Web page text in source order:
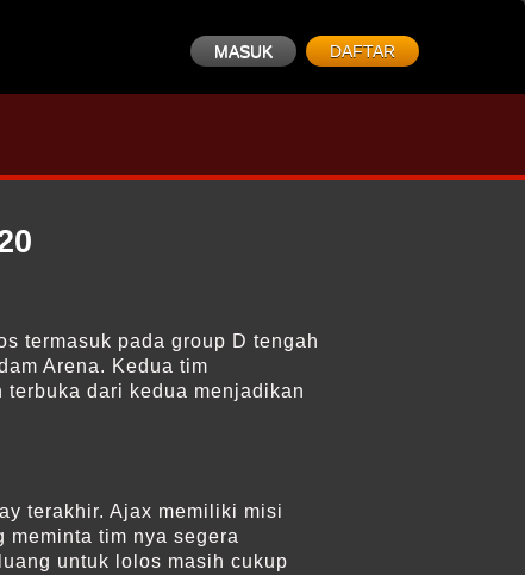
MASUK DAFTAR
termasuk pada group D tengah
Arena. Kedua tim
dari kedua menjadikan
terakhir. Ajax memiliki misi
meminta tim nya segera
untuk lolos masih cukup